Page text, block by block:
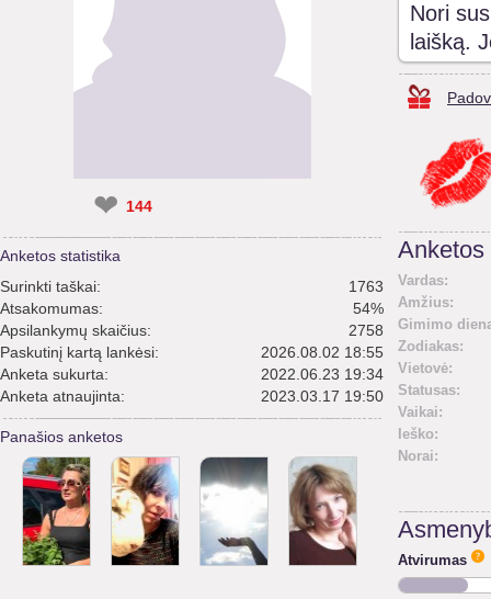
❤ 144
Anketos statistika
Surinkti taškai:
1763
Atsakomumas:
54%
Apsilankymų skaičius:
2758
Paskutinį kartą lankėsi:
2026.08.02 18:55
Anketa sukurta:
2022.06.23 19:34
Anketa atnaujinta:
2023.03.17 19:50
Panašios anketos
Nori
laišką.
Anketos
Vardas:
Amžius:
Gimimo
Zodiakas:
Vietovė:
Statusas:
Vaikai:
Ieško:
Norai:
Atvirumas